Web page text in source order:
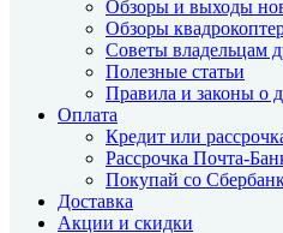
Обзоры и выходы
Обзоры
Советы владельцам
Полезные статьи
Правила и законы о
Оплата
Кредит или
Рассрочка Почта-
Покупай со
Доставка
Акции и скидки